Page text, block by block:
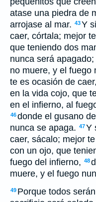
atase una piedra de
arrojase al mar. 43Y
caer, córtala; mejor
que teniendo dos
nunca será apagado;
no muere, y el fuego
te es ocasión de
en la vida cojo, que
en el infierno, al
46donde el gusano
nunca se apaga. 47Y
caer, sácalo; mejor
con un ojo, que
fuego del infierno, 48
muere, y el fuego
49 Porque todos